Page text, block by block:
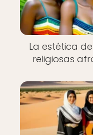
La estética
religiosas